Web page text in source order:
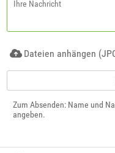
Dateien anhängen
Zum Absenden: Name und
angeben.